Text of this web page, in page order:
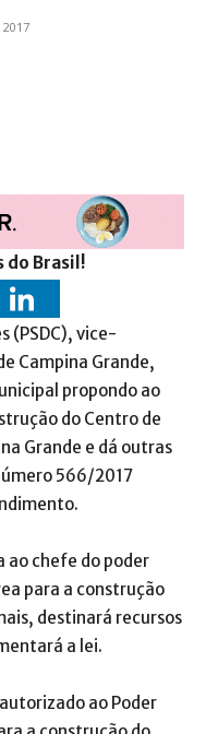
do Brasil!
(PSDC), vice-
Campina Grande,
propondo ao
do Centro de
Grande e dá outras
566/2017
ao chefe do poder
para a construção
destinará recursos
a lei.
ao Poder